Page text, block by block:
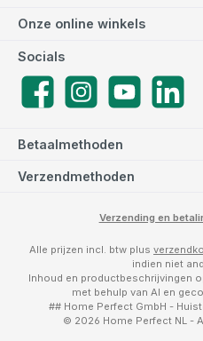
Betaalmethoden
Verzendmethoden
Socials
FacebookInstagramYouTube
Onze online winkels
Verzending en
Alle prijzen incl. btw plus
indien niet
Inhoud en productbeschrijvingen
met behulp van AI en
## Home Perfect GmbH -
© 2026 Home Perfect NL -